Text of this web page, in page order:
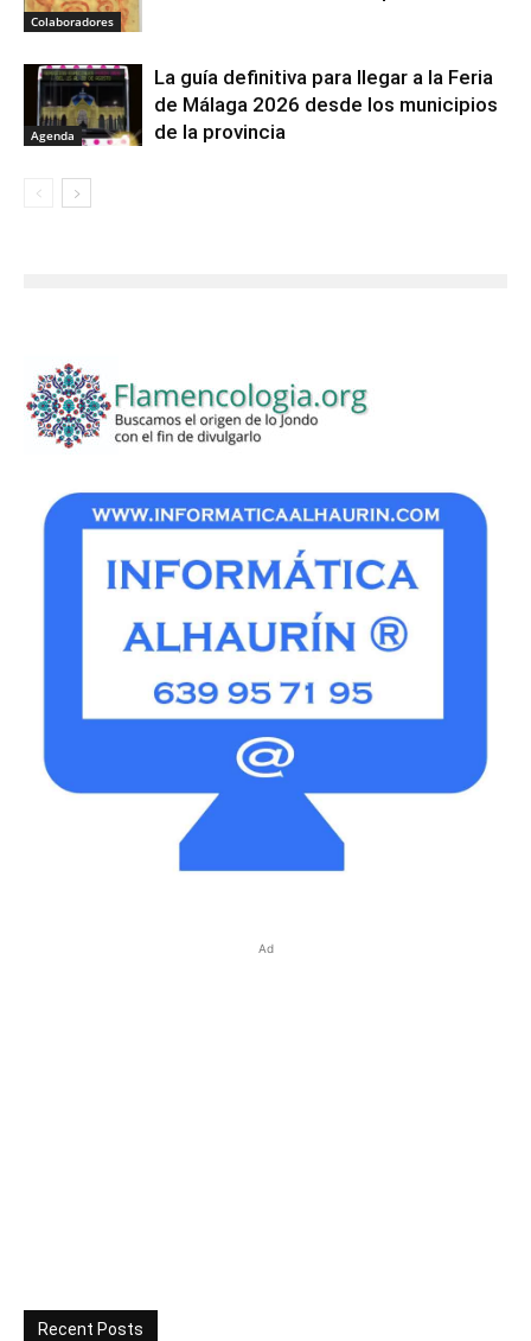
Colaboradores
Agenda
La guía definitiva para llegar a la Feria
de Málaga 2026 desde los municipios
de la provincia
Ad
Recent Posts